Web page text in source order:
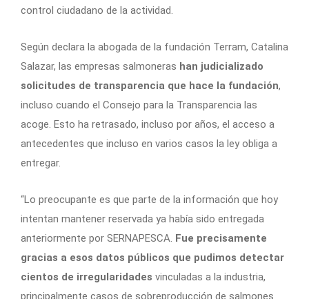
control ciudadano de la actividad.
Según declara la abogada de la fundación Terram, Catalina
Salazar, las empresas salmoneras han judicializado
solicitudes de transparencia que hace la fundación,
incluso cuando el Consejo para la Transparencia las
acoge. Esto ha retrasado, incluso por años, el acceso a
antecedentes que incluso en varios casos la ley obliga a
entregar.
“Lo preocupante es que parte de la información que hoy
intentan mantener reservada ya había sido entregada
anteriormente por SERNAPESCA. Fue precisamente
gracias a esos datos públicos que pudimos detectar
cientos de irregularidades vinculadas a la industria,
principalmente casos de sobreproducción de salmones